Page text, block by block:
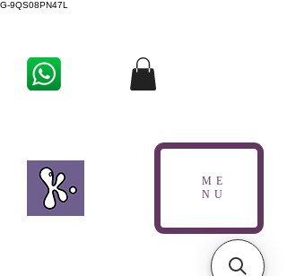
G-9QS08PN47L
ME
NU